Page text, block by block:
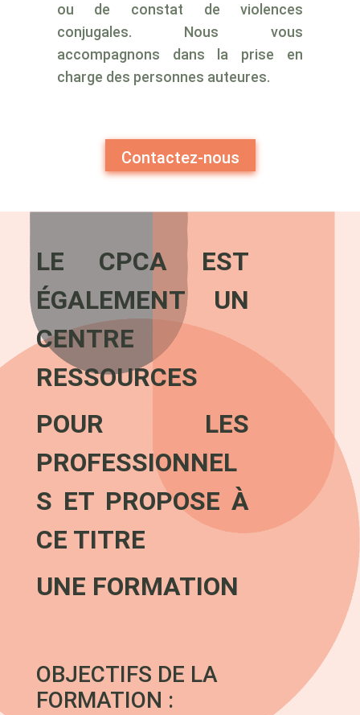
ou de constat de violences
conjugales. Nous vous
accompagnons dans la prise en
charge des personnes auteures.
Contactez-nous
LE CPCA EST
ÉGALEMENT UN
CENTRE
RESSOURCES
POUR LES
PROFESSIONNEL
S ET PROPOSE À
CE TITRE
UNE FORMATION
OBJECTIFS DE LA
FORMATION :